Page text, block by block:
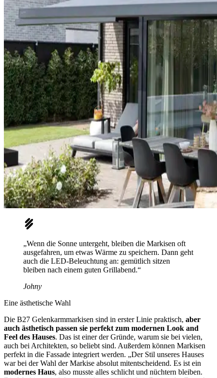
„Wenn die Sonne untergeht, bleiben die Markisen oft
ausgefahren, um etwas Wärme zu speichern. Dann geht
auch die LED-Beleuchtung an: gemütlich sitzen
bleiben nach einem guten Grillabend.“
Johny
Eine ästhetische Wahl
Die B27 Gelenkarmmarkisen sind in erster Linie praktisch, aber
auch ästhetisch passen sie perfekt zum modernen Look and
Feel des Hauses. Das ist einer der Gründe, warum sie bei vielen,
auch bei Architekten, so beliebt sind. Außerdem können Markisen
perfekt in die Fassade integriert werden. „Der Stil unseres Hauses
war bei der Wahl der Markise absolut mitentscheidend. Es ist ein
modernes Haus, also musste alles schlicht und nüchtern bleiben.